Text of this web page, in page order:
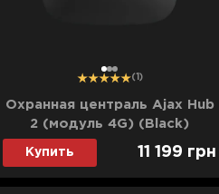
12 3 (1)
Охранная централь Ajax Hub
2 (модуль 4G) (Black)
Купить 11 199 грн